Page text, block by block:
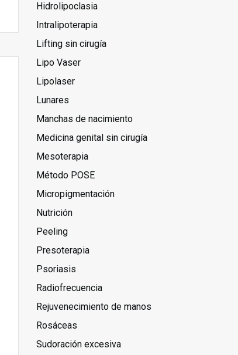
Hidrolipoclasia
Intralipoterapia
Lifting sin cirugía
Lipo Vaser
Lipolaser
Lunares
Manchas de nacimiento
Medicina genital sin cirugía
Mesoterapia
Método POSE
Micropigmentación
Nutrición
Peeling
Presoterapia
Psoriasis
Radiofrecuencia
Rejuvenecimiento de manos
Rosáceas
Sudoración excesiva